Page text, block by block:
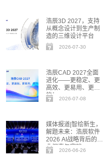
浩辰3D 2027，支持
从概念设计到生产制
造的三维设计平台
2026-07-30
浩辰CAD 2027全面
进化——更稳定、更
高效、更易用、更开
放！
2026-07-08
媒体报道|智绘新生，
解题未来：浩辰软件
2026 AI战略背后的行
业探索与实践
2026-06-26